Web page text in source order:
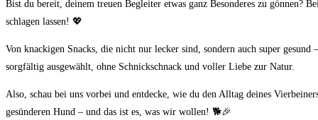
Bist du bereit, deinem treuen Begleiter etwas ganz Besonderes zu gönnen?
schlagen lassen! 💖
Von knackigen Snacks, die nicht nur lecker sind, sondern auch super
sorgfältig ausgewählt, ohne Schnickschnack und voller Liebe zur Natur.
Also, schau bei uns vorbei und entdecke, wie du den Alltag deines
gesünderen Hund – und das ist es, was wir wollen! 🐕🎉